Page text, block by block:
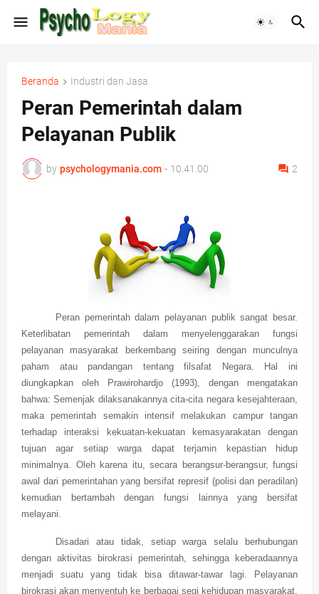
Beranda Industri dan Jasa
Peran Pemerintah dalam
Pelayanan Publik
by psychologymania.com - 10.41.00 2
Peran pemerintah dalam pelayanan publik sangat besar.
Keterlibatan pemerintah dalam menyelenggarakan fungsi
pelayanan masyarakat berkembang seiring dengan munculnya
paham atau pandangan tentang filsafat Negara. Hal ini
diungkapkan oleh Prawirohardjo (1993), dengan mengatakan
bahwa: Semenjak dilaksanakannya cita-cita negara kesejahteraan,
maka pemerintah semakin intensif melakukan campur tangan
terhadap interaksi kekuatan-kekuatan kemasyarakatan dengan
tujuan agar setiap warga dapat terjamin kepastian hidup
minimalnya. Oleh karena itu, secara berangsur-berangsur, fungsi
awal dari pemerintahan yang bersifat represif (polisi dan peradilan)
kemudian bertambah dengan fungsi lainnya yang bersifat
melayani.
Disadari atau tidak, setiap warga selalu berhubungan
dengan aktivitas birokrasi pemerintah, sehingga keberadaannya
menjadi suatu yang tidak bisa ditawar-tawar lagi. Pelayanan
birokrasi akan menyentuh ke berbagai segi kehidupan masyarakat,